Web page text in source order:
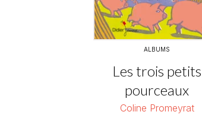
ALBUMS
Les trois petits
pourceaux
Coline Promeyrat